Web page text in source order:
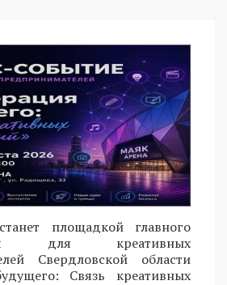
площадкой главного
для креативных
Свердловской области
Связь креативных